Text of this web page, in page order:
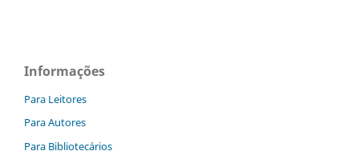
Informações
Para Leitores
Para Autores
Para Bibliotecários